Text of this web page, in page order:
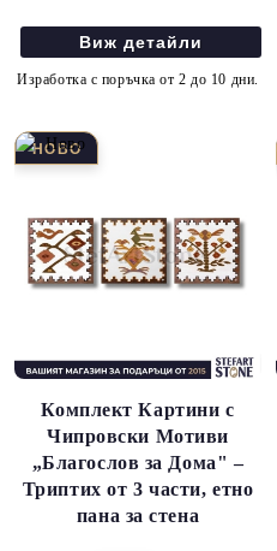
Виж детайли
Изработка с поръчка от 2 до 10 дни.
Комплект Картини с
Чипровски Мотиви
„Благослов за Дома" –
Триптих от 3 части, етно
пана за стена